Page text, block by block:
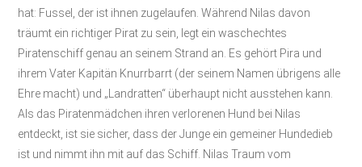
hat: Fussel, der ist ihnen zugelaufen. Während Nilas davon
träumt ein richtiger Pirat zu sein, legt ein waschechtes
Piratenschiff genau an seinem Strand an. Es gehört Pira und
ihrem Vater Kapitän Knurrbarrt (der seinem Namen übrigens alle
Ehre macht) und „Landratten“ überhaupt nicht ausstehen kann.
Als das Piratenmädchen ihren verlorenen Hund bei Nilas
entdeckt, ist sie sicher, dass der Junge ein gemeiner Hundedieb
ist und nimmt ihn mit auf das Schiff. Nilas Traum vom